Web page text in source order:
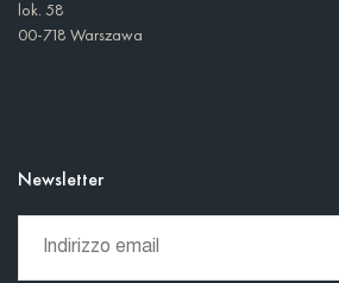
lok. 58
00-718 Warszawa
Newsletter